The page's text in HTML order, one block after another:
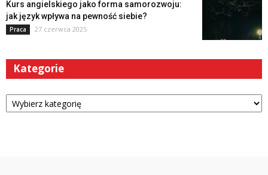
Kurs angielskiego jako forma samorozwoju:
jak język wpływa na pewność siebie?
Praca 27 czerwca 2025
Kategorie
Kategorie